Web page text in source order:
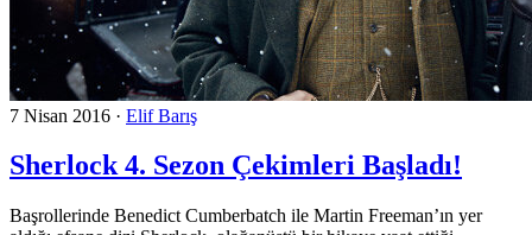
7 Nisan 2016 · Elif Barış
Sherlock 4. Sezon Çekimleri Başladı!
Başrollerinde Benedict Cumberbatch ile Martin Freeman’ın yer